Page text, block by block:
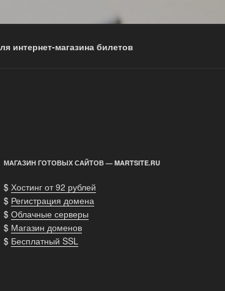
интернет-магазина билетов
МАГАЗИН ГОТОВЫХ САЙТОВ — MARTSITE.RU
$ Хостинг от 92 рублей
$ Регистрация домена
$ Облачные серверы
$ Магазин доменов
$ Бесплатный SSL